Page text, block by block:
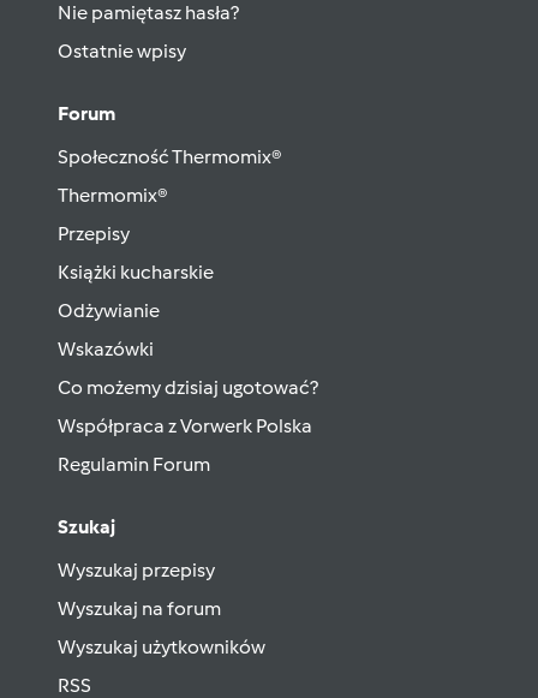
Nie pamiętasz hasła?
Ostatnie wpisy
Forum
Społeczność Thermomix®
Thermomix®
Przepisy
Książki kucharskie
Odżywianie
Wskazówki
Co możemy dzisiaj ugotować?
Współpraca z Vorwerk Polska
Regulamin Forum
Szukaj
Wyszukaj przepisy
Wyszukaj na forum
Wyszukaj użytkowników
RSS